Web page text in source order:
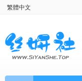
繁體中文